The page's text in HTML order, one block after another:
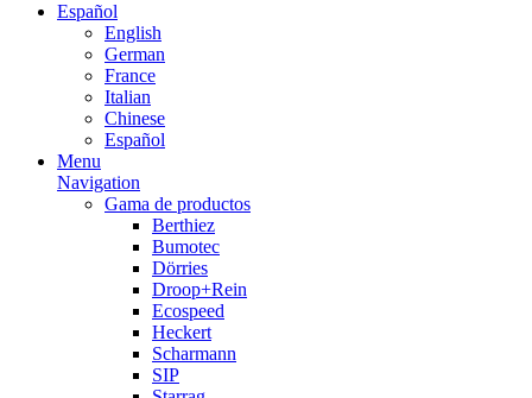
Español
English
German
France
Italian
Chinese
Español
Menu
Navigation
Gama de productos
Berthiez
Bumotec
Dörries
Droop+Rein
Ecospeed
Heckert
Scharmann
SIP